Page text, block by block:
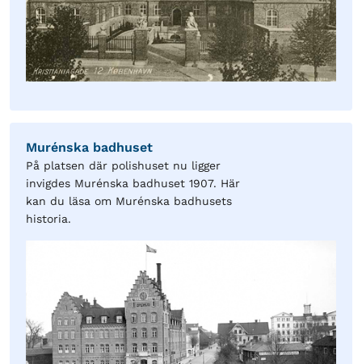
Murénska badhuset
På platsen där polishuset nu ligger
invigdes Murénska badhuset 1907. Här
kan du läsa om Murénska badhusets
historia.